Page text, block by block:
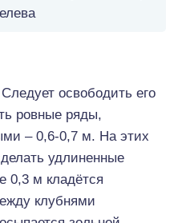
освободить его
ровные ряды,
– 0,6-0,7 м. На этих
удлиненные
0,3 м кладётся
клубнями